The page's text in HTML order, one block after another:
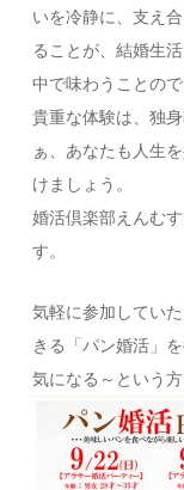
いを冷静に、支え
ることが、結婚生
中で味わうことの
貴重な体験は、独
ぁ、あなたも人生
けましょう。
婚活倶楽部えんむ
す。
気軽に参加してい
きる「パン婚活」を
気になる～という